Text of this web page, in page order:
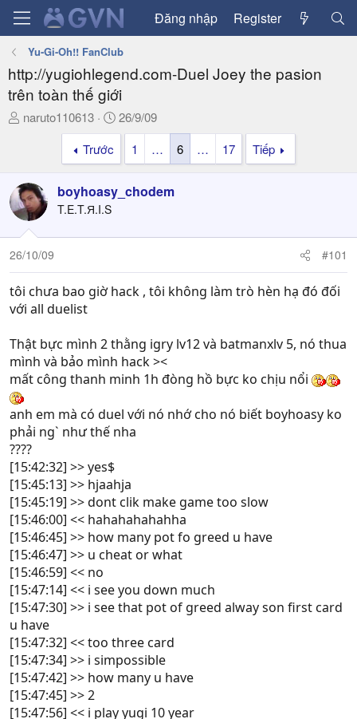
Đăng nhập Register
Yu-Gi-Oh!! FanClub
http://yugiohlegend.com-Duel Joey the pasion
trên toàn thế giới
T
a
d
s
t
a
t
e
r
naruto110613
N
g
y
ử
26/9/09
Trước
1 … 6 … 17 Tiếp
boyhoasy_chodem
T.E.T.Я.I.S
26/10/09 #101
tôi chưa bao giờ hack , tôi không làm trò hèn hạ đó đối
với all duelist
Thật bực mình 2 thằng igry lv12 và batmanxlv 5, nó thua
mình và bảo mình hack ><
mất công thanh minh 1h đòng hồ bực ko chịu nổi
anh em mà có duel với nó nhớ cho nó biết boyhoasy ko
phải ng` như thế nha
????
[15:42:32] >> yes$
[15:45:13] >> hjaahja
[15:45:19] >> dont clik make game too slow
[15:46:00] << hahahahahahha
[15:46:45] >> how many pot fo greed u have
[15:46:47] >> u cheat or what
[15:46:59] << no
[15:47:14] << i see you down much
[15:47:30] >> i see that pot of greed alway son first card
u have
[15:47:32] << too three card
[15:47:34] >> i simpossible
[15:47:42] >> how many u have
[15:47:45] >> 2
[15:47:56] << i play yugi 10 year